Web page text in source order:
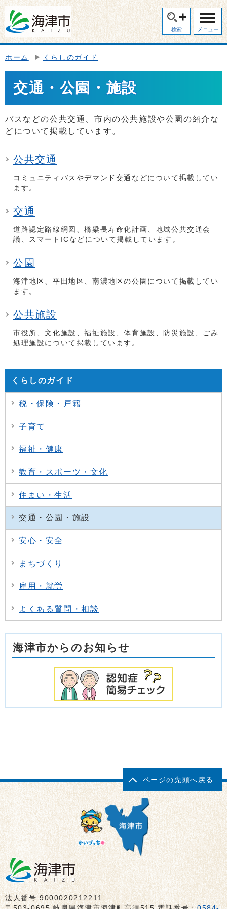
検索 メニュー
ホーム くらしのガイド
交通・公園・施設
バスなどの公共交通、市内の公共施設や公園の紹介な
どについて掲載しています。
公共交通
コミュニティバスやデマンド交通などについて掲載してい
ます。
交通
道路認定路線網図、橋梁長寿命化計画、地域公共交通会
議、スマートICなどについて掲載しています。
公園
海津地区、平田地区、南濃地区の公園について掲載してい
ます。
公共施設
市役所、文化施設、福祉施設、体育施設、防災施設、ごみ
処理施設について掲載しています。
くらしのガイド
税・保険・戸籍
子育て
福祉・健康
教育・スポーツ・文化
住まい・生活
交通・公園・施設
安心・安全
まちづくり
雇用・就労
よくある質問・相談
海津市からのお知らせ
ページの先頭へ戻る
法人番号:9000020212211